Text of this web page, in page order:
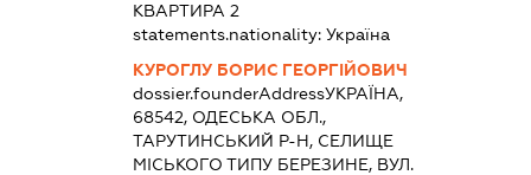
КВАРТИРА 2
statements.nationality:Україна
КУРОГЛУ БОРИС ГЕОРГІЙОВИЧ
dossier.founderAddressУКРАЇНА,
68542, ОДЕСЬКА ОБЛ.,
ТАРУТИНСЬКИЙ Р-Н, СЕЛИЩЕ
МІСЬКОГО ТИПУ БЕРЕЗИНЕ, ВУЛ.